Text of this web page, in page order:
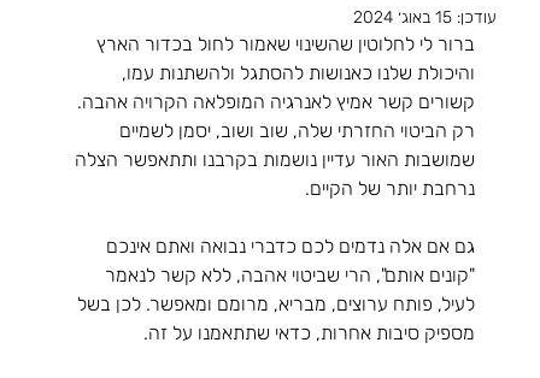
עודכן: 15 באוג׳ 2024
ברור לי לחלוטין שהשינוי שאמור לחול בכדור הארץ
והיכולת שלנו כאנושות להסתגל ולהשתנות עמו,
קשורים קשר אמיץ לאנרגיה המופלאה הקרויה אהבה.
רק הביטוי החזרתי שלה, שוב ושוב, יסמן לשמיים
שמושבות האור עדיין נושמות בקרבנו ותתאפשר הצלה
נרחבת יותר של הקיים.
גם אם אלה נדמים לכם כדברי נבואה ואתם אינכם
"קונים אותם", הרי שביטוי אהבה, ללא קשר לנאמר
לעיל, פותח ערוצים, מבריא, מרומם ומאפשר. לכן בשל
מספיק סיבות אחרות, כדאי שתתאמנו על זה.